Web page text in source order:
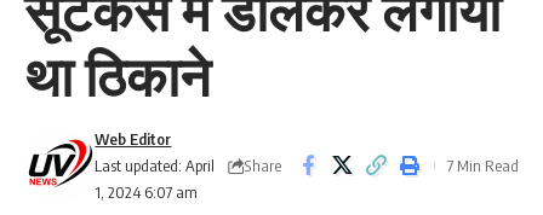
था ठिकाने
Last updated: April
1, 2024 6:07 am
Web Editor
Share
7 Min Read